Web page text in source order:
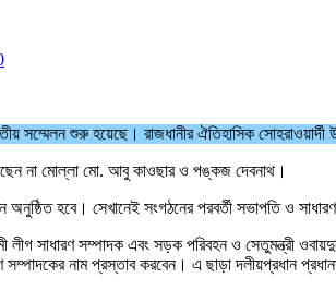
সম্মেলন শুরু হয়েছে। রাজধানীর ঐতিহাসিক
না মোল্লা মো. আবু কাওছার ও পঙ্কজ দেবনাথ।
অনুষ্ঠিত হবে। সেখানেই সংগঠনের পরবর্তী সভাপতি ও
লীগ সাধারণ সম্পাদক এবং সড়ক পরিবহন ও সেতুমন্ত্রী
নাম প্রস্তাব করবেন। এ ছাড়া দলীয়প্রধান